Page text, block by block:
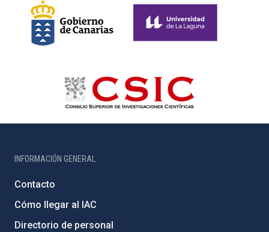
INFORMACIÓN GENERAL
Contacto
Cómo llegar al IAC
Directorio de personal